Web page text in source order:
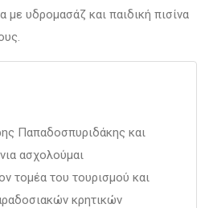
με υδρομασάζ και παιδική πισίνα
Παπαδοσπυριδάκης και
ασχολούμαι
τομέα του τουρισμού και
κρητικών